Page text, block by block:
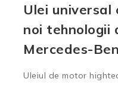
Ulei universal
noi tehnologii
Mercedes-
Uleiul de motor